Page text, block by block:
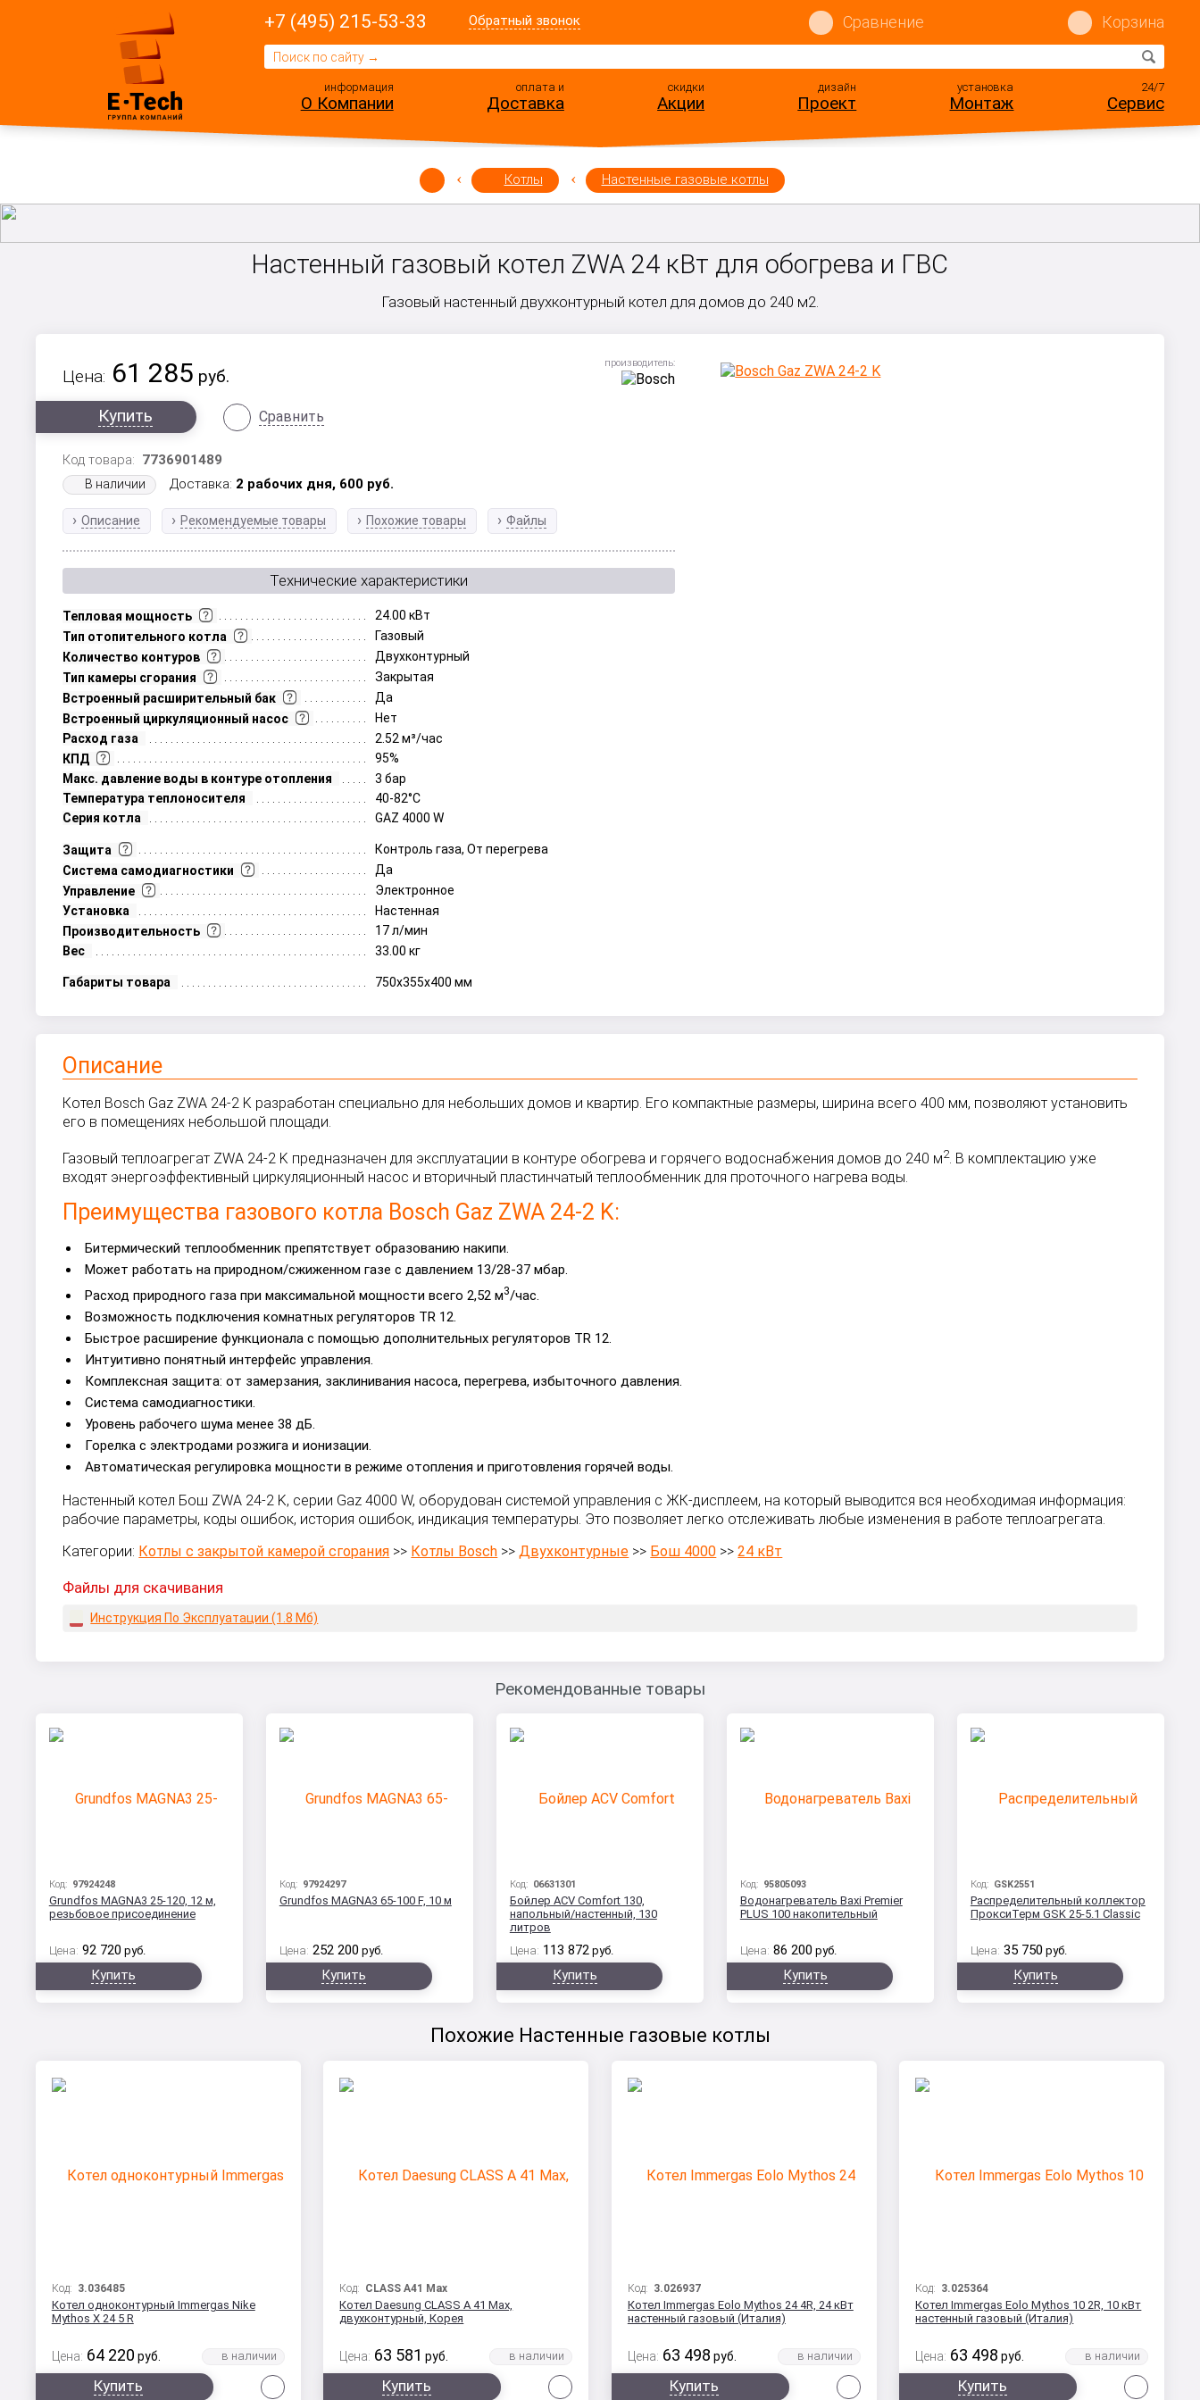
+7 (495) 215-53-33 Обратный звонок Сравнение Корзина
информация
О Компании
оплата и
Доставка
скидки
Акции
дизайн
Проект
установка
Монтаж
24/7
Сервис
Котлы Настенные газовые котлы
Настенный газовый котел ZWA 24 кВт для обогрева и ГВС
Газовый настенный двухконтурный котел для домов до 240 м2.
Цена: 61 285 руб.
Купить
Сравнить
Код товара: 7736901489
В наличии Доставка: 2 рабочих дня, 600 руб.
Описание Рекомендуемые товары Похожие товары Файлы
Технические характеристики
Тепловая мощность
24.00 кВт
Тип отопительного котла
Газовый
Количество контуров
Двухконтурный
Тип камеры сгорания
Закрытая
Встроенный расширительный бак
Да
Встроенный циркуляционный насос
Нет
Расход газа
2.52 м³/час
КПД
95%
Макс. давление воды в контуре отопления
3 бар
Температура теплоносителя
40-82°С
Серия котла
GAZ 4000 W
Защита
Контроль газа, От перегрева
Система самодиагностики
Да
Управление
Электронное
Установка
Настенная
Производительность
17 л/мин
Вес
33.00 кг
Габариты товара 750x355x400 мм
Описание
Котел Bosch Gaz ZWA 24-2 K разработан специально для небольших домов и квартир. Его компактные размеры, ширина всего 400 мм, позволяют установить
его в помещениях небольшой площади.
Газовый теплоагрегат ZWA 24-2 K предназначен для эксплуатации в контуре обогрева и горячего водоснабжения домов до 240 м2. В комплектацию уже
входят энергоэффективный циркуляционный насос и вторичный пластинчатый теплообменник для проточного нагрева воды.
Преимущества газового котла Bosch Gaz ZWA 24-2 K:
Битермический теплообменник препятствует образованию накипи.
Может работать на природном/сжиженном газе с давлением 13/28-37 мбар.
Расход природного газа при максимальной мощности всего 2,52 м3/час.
Возможность подключения комнатных регуляторов TR 12.
Быстрое расширение функционала с помощью дополнительных регуляторов TR 12.
Интуитивно понятный интерфейс управления.
Комплексная защита: от замерзания, заклинивания насоса, перегрева, избыточного давления.
Система самодиагностики.
Уровень рабочего шума менее 38 дБ.
Горелка с электродами розжига и ионизации.
Автоматическая регулировка мощности в режиме отопления и приготовления горячей воды.
Настенный котел Бош ZWA 24-2 K, серии Gaz 4000 W, оборудован системой управления с ЖК-дисплеем, на который выводится вся необходимая информация:
рабочие параметры, коды ошибок, история ошибок, индикация температуры. Это позволяет легко отслеживать любые изменения в работе теплоагрегата.
Категории: Котлы с закрытой камерой сгорания >> Котлы Bosch >>Двухконтурные >> Бош 4000 >>24 кВт
Файлы для скачивания
Инструкция По Эксплуатации (1.8 Мб)
Рекомендованные товары
Код: 97924248
Grundfos MAGNA3 25-120, 12 м,
резьбовое присоединение
Цена: 92 720 руб.
Купить
Код: 97924297
Grundfos MAGNA3 65-100 F, 10 м
Цена: 252 200 руб.
Купить
Код: 06631301
Бойлер ACV Comfort 130,
напольный/настенный, 130
литров
Цена: 113 872 руб.
Купить
Код: 95805093
Водонагреватель Baxi Premier
PLUS 100 накопительный
Цена: 86 200 руб.
Купить
Код: GSK2551
Распределительный коллектор
ПроксиТерм GSK 25-5.1 Classic
Цена: 35 750 руб.
Купить
Похожие Настенные газовые котлы
Код: 3.036485
Котел одноконтурный Immergas Nike
Mythos X 24 5 R
Цена: 64 220 руб.
Купить
Код: CLASS A41 Max
Котел Daesung CLASS A 41 Max,
двухконтурный, Корея
Цена: 63 581 руб.
Купить
Код: 3.026937
Котел Immergas Eolo Mythos 24 4R, 24 кВт
настенный газовый (Италия)
Цена: 63 498 руб.
Купить
Код: 3.025364
Котел Immergas Eolo Mythos 10 2R, 10 кВт
настенный газовый (Италия)
Цена: 63 498 руб.
Купить